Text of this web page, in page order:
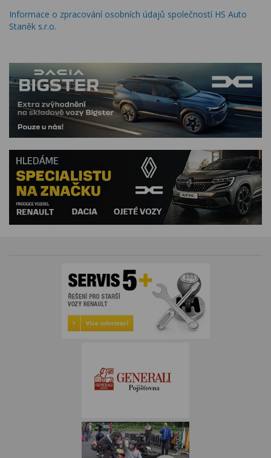
Informace o zpracování osobních údajů společností HS Auto
Staněk s.r.o.